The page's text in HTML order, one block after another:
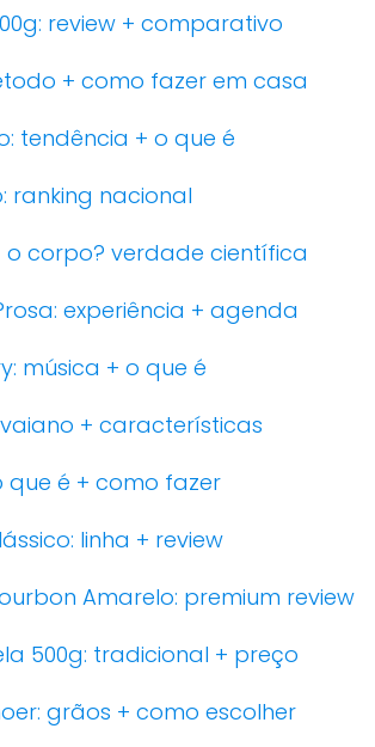
review + comparativo
+ como fazer em casa
tendência + o que é
ranking nacional
corpo? verdade científica
experiência + agenda
música + o que é
+ características
que é + como fazer
linha + review
Amarelo: premium review
500g: tradicional + preço
grãos + como escolher